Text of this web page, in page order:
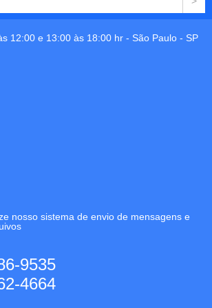
12:00 e 13:00 às 18:00 hr - São Paulo - SP
nosso sistema de envio de mensagens e
9535
4664